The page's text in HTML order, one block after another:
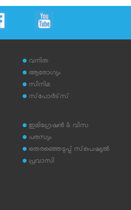
വനിത
ആരോഗ്യം
സിനിമ
സ്‌പോര്‍ട്‌സ്
ഇമിഗ്രേഷന്‍ & വിസ
പരസ്യം
തെരഞ്ഞെടുപ്പ് സ്‌പെഷ്യല്‍
പ്രവാസി